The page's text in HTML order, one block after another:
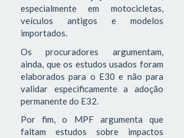
especialmente em motocicletas,
veículos antigos e modelos
importados.
Os procuradores argumentam,
ainda, que os estudos usados foram
elaborados para o E30 e não para
validar especificamente a adoção
permanente do E32.
Por fim, o MPF argumenta que
faltam estudos sobre impactos